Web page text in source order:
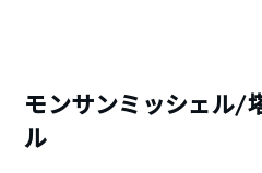
モンサンミッシェル/
ル